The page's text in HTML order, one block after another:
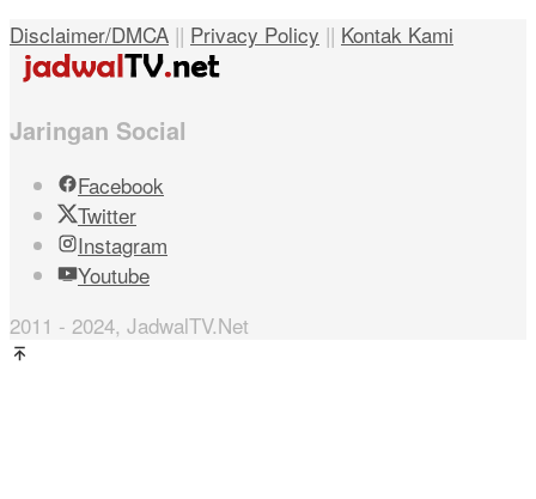
Disclaimer/DMCA || Privacy Policy || Kontak Kami
Jaringan Social
Facebook
Twitter
Instagram
Youtube
2011 - 2024, JadwalTV.Net